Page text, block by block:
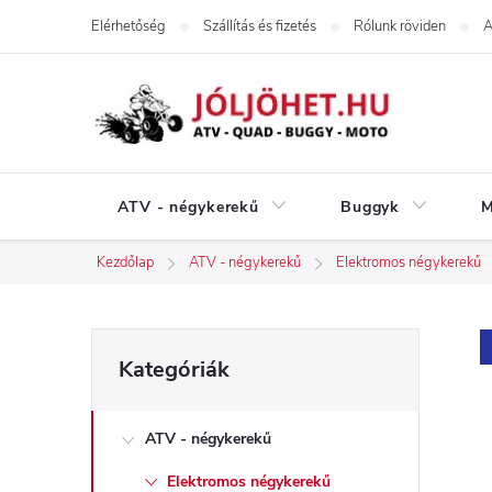
Elérhetőség Szállítás és fizetés Rólunk röviden
ATV - négykerekű Buggyk
Kezdőlap ATV - négykerekű Elektromos négykerekű
O
l
átugrása
Kategóriák
ATV - négykerekű
Elektromos négykerekű